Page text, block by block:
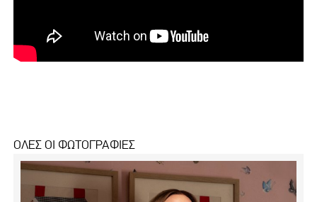
ΟΛΕΣ ΟΙ ΦΩΤΟΓΡΑΦΙΕΣ